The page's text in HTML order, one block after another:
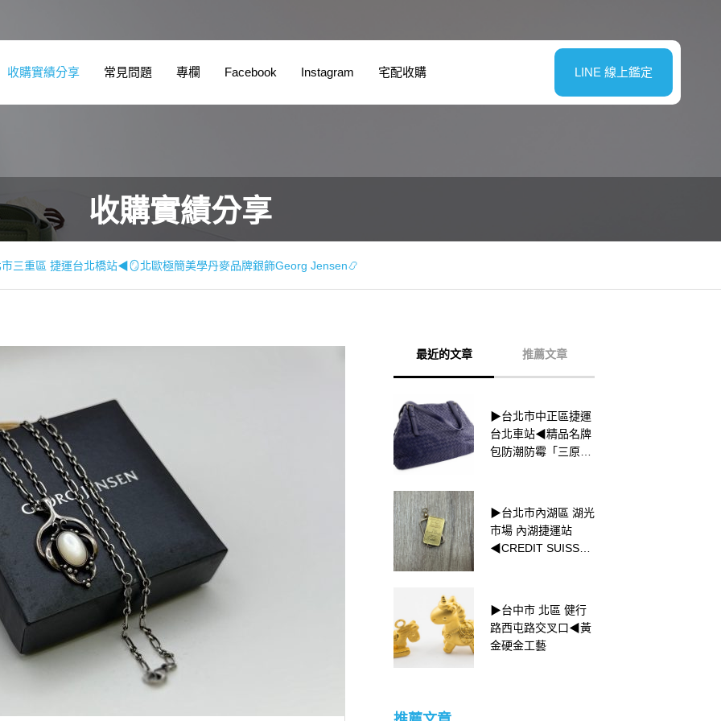
收購實績分享 常見問題 專欄 Facebook Instagram 宅配收購 LINE 線上鑑定
收購實績分享
三重區 捷運台北橋站◀🪞北歐極簡美學丹麥品牌銀飾Georg Jensen📿
最近的文章 推薦文章
▶台北市中正區捷運
台北車站◀精品名牌
包防潮防霉「三原
▶台北市內湖區 湖光
市場 內湖捷運站
◀CREDIT SUISSE
▶台中市 北區 健行
路西屯路交叉口◀黃
金硬金工藝
▶台北市中山區 捷運
中山國中站
◀BAUME &
▶新北市永和區 捷運
頂溪站◀ Coco
Chanel側面畫像
▶台北市大安區 捷運
忠孝復興站◀
ROLEX Day-Date介